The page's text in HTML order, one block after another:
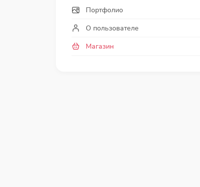
Портфолио
О пользователе
Магазин